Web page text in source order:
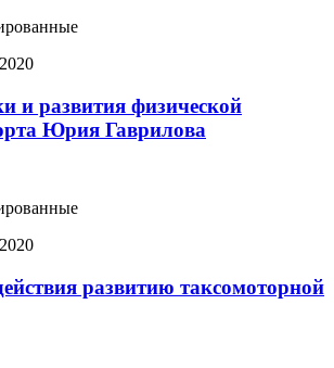
и развития физической
Юрия Гаврилова
развитию таксомоторной